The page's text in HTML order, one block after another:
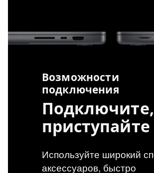
Возможности
подключения
Подключите,
приступайте
Используйте широкий
аксессуаров, быстро